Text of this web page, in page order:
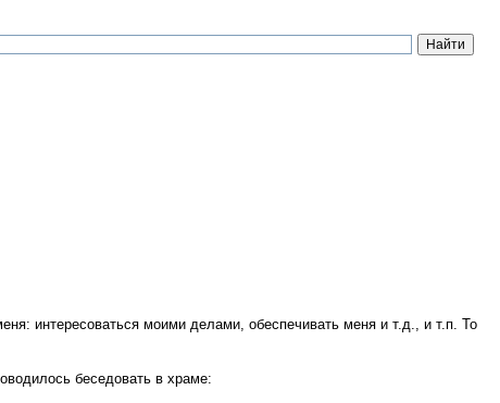
интересоваться моими делами, обеспечивать меня и т.д., и т.п. То
беседовать в храме: